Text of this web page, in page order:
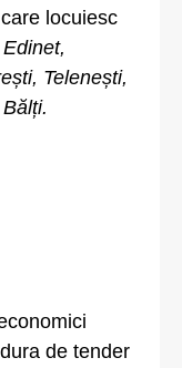
locuiesc
Telenești,
de tender